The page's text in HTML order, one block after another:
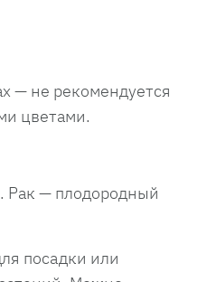
— не рекомендуется
цветами.
Рак — плодородный
посадки или